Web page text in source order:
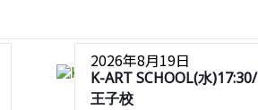
2026年8月19日
K-ART SCHOOL(水)17:30/
王子校